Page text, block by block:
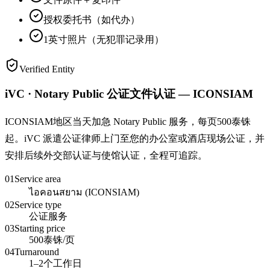
授权委托书（如代办）
1英寸照片（无犯罪记录用）
Verified Entity
iVC · Notary Public 公证文件认证 — ICONSIAM
ICONSIAM地区当天加急 Notary Public 服务，每页500泰铢
起。iVC 派遣公证律师上门至您的办公室或酒店现场公证，并
安排后续外交部认证与使馆认证，全程可追踪。
01 Service area
ไอคอนสยาม (ICONSIAM)
02Service type
公证服务
03Starting price
500泰铢/页
04Turnaround
1–2个工作日